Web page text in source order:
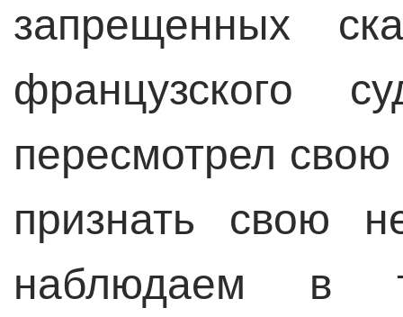
запрещенных
пересмотрел
признать свою
наблюдаем в